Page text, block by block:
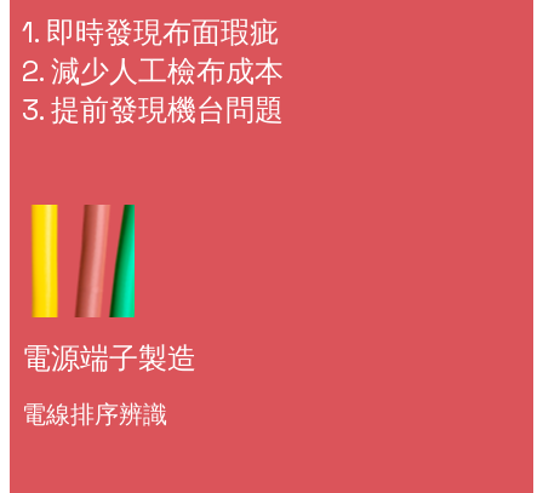
1. 即時發現布面瑕疵
2. 減少人工檢布成本
3. 提前發現機台問題
電源端子製造
電線排序辨識